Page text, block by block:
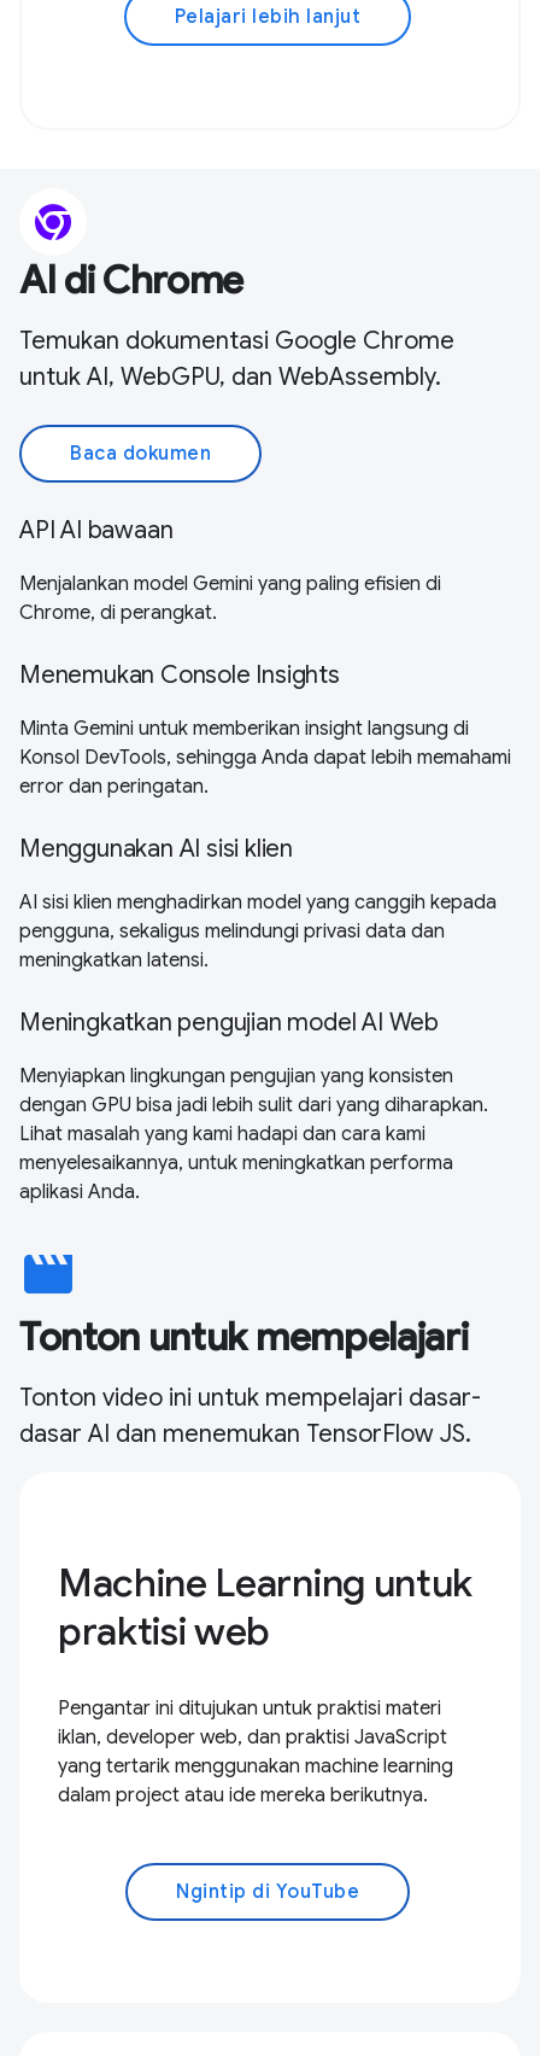
Pelajari lebih lanjut
AI di Chrome
Temukan dokumentasi Google Chrome
untuk AI, WebGPU, dan WebAssembly.
Baca dokumen
API AI bawaan
Menjalankan model Gemini yang paling efisien di
Chrome, di perangkat.
Menemukan Console Insights
Minta Gemini untuk memberikan insight langsung di
Konsol DevTools, sehingga Anda dapat lebih memahami
error dan peringatan.
Menggunakan AI sisi klien
AI sisi klien menghadirkan model yang canggih kepada
pengguna, sekaligus melindungi privasi data dan
meningkatkan latensi.
Meningkatkan pengujian model AI Web
Menyiapkan lingkungan pengujian yang konsisten
dengan GPU bisa jadi lebih sulit dari yang diharapkan.
Lihat masalah yang kami hadapi dan cara kami
menyelesaikannya, untuk meningkatkan performa
aplikasi Anda.
movie
Tonton untuk mempelajari
Tonton video ini untuk mempelajari dasar-
dasar AI dan menemukan TensorFlow JS.
Machine Learning untuk
praktisi web
Pengantar ini ditujukan untuk praktisi materi
iklan, developer web, dan praktisi JavaScript
yang tertarik menggunakan machine learning
dalam project atau ide mereka berikutnya.
Ngintip di YouTube